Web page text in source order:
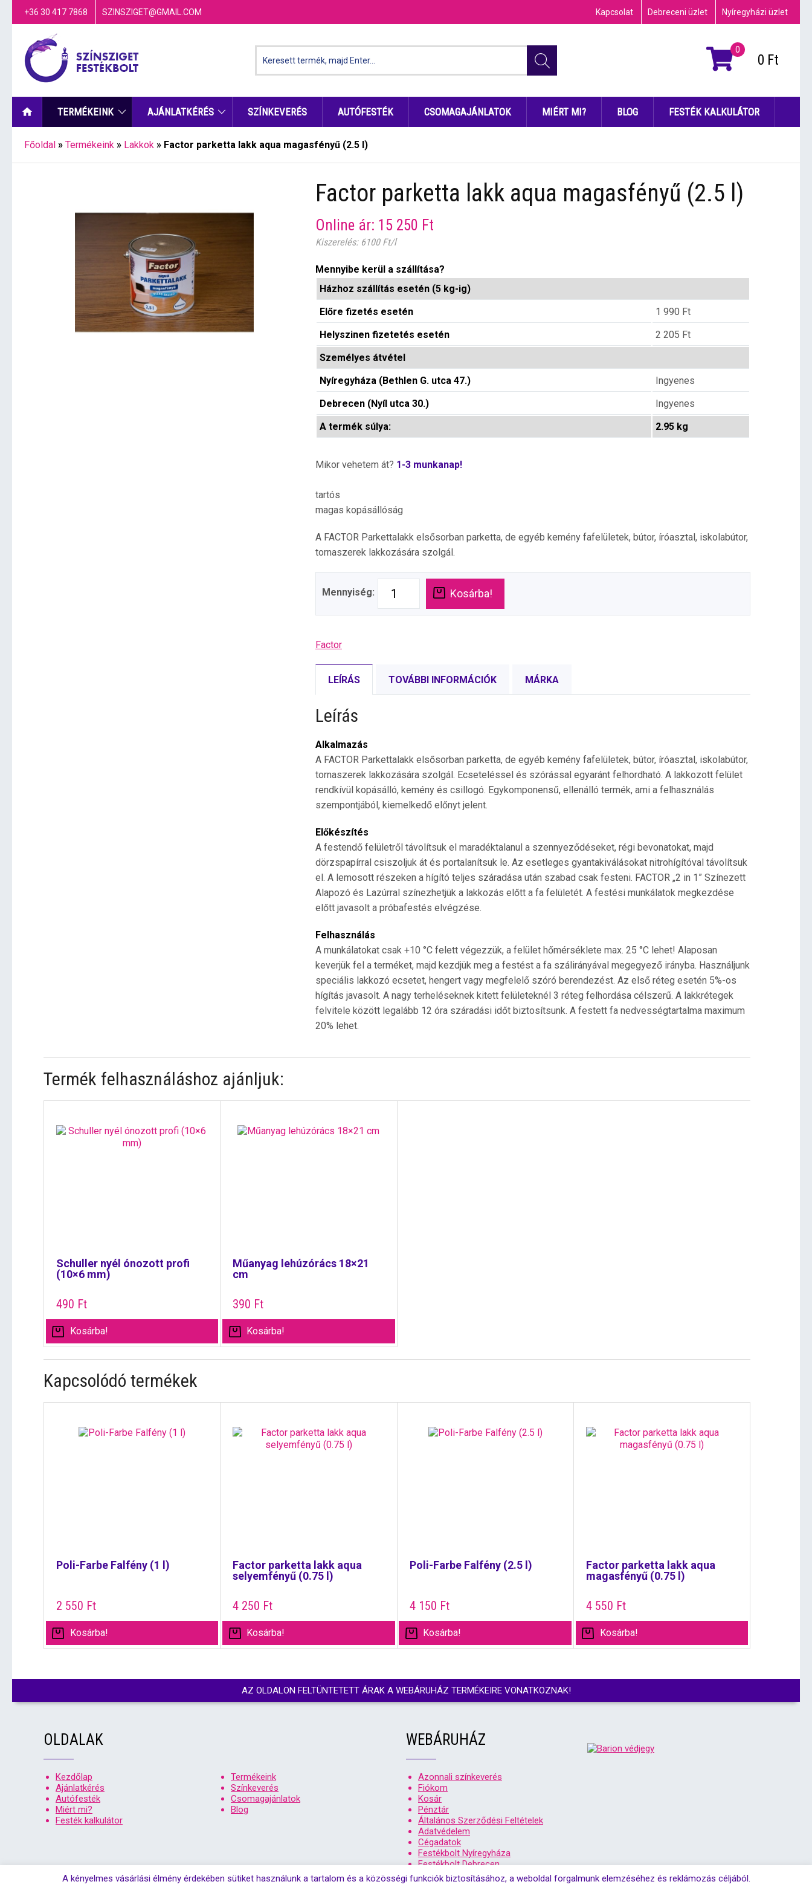
+36 30 417 7868 SZINSZIGET@GMAIL.COM Kapcsolat Debreceni üzlet Nyíregyházi üzlet
0
0 Ft
TERMÉKEINK AJÁNLATKÉRÉS SZÍNKEVERÉS AUTÓFESTÉK CSOMAGAJÁNLATOK MIÉRT MI? BLOG FESTÉK KALKULÁTOR
Főoldal » Termékeink » Lakkok » Factor parketta lakk aqua magasfényű (2.5 l)
Factor parketta lakk aqua magasfényű (2.5 l)
Online ár: 15 250 Ft
Kiszerelés: 6100 Ft/l
Mennyibe kerül a szállítása?
Házhoz szállítás esetén (5 kg-ig)
Előre fizetés esetén
1 990 Ft
Helyszinen fizetetés esetén
2 205 Ft
Személyes átvétel
Nyíregyháza (Bethlen G. utca 47.)
Ingyenes
Debrecen (Nyíl utca 30.)
Ingyenes
A termék súlya:
2.95 kg
Mikor vehetem át? 1-3 munkanap!
tartós
magas kopásállóság
A FACTOR Parkettalakk elsősorban parketta, de egyéb kemény fafelületek, bútor, íróasztal, iskolabútor,
tornaszerek lakkozására szolgál.
Mennyiség: Kosárba!
Factor
LEÍRÁS TOVÁBBI INFORMÁCIÓK MÁRKA
Leírás
Alkalmazás
A FACTOR Parkettalakk elsősorban parketta, de egyéb kemény fafelületek, bútor, íróasztal, iskolabútor,
tornaszerek lakkozására szolgál. Ecseteléssel és szórással egyaránt felhordható. A lakkozott felület
rendkívül kopásálló, kemény és csillogó. Egykomponensű, ellenálló termék, ami a felhasználás
szempontjából, kiemelkedő előnyt jelent.
Előkészítés
A festendő felületről távolítsuk el maradéktalanul a szennyeződéseket, régi bevonatokat, majd
dörzspapírral csiszoljuk át és portalanítsuk le. Az esetleges gyantakiválásokat nitrohígítóval távolítsuk
el. A lemosott részeken a hígító teljes száradása után szabad csak festeni. FACTOR „2 in 1” Színezett
Alapozó és Lazúrral színezhetjük a lakkozás előtt a fa felületét. A festési munkálatok megkezdése
előtt javasolt a próbafestés elvégzése.
Felhasználás
A munkálatokat csak +10 °C felett végezzük, a felület hőmérséklete max. 25 °C lehet! Alaposan
keverjük fel a terméket, majd kezdjük meg a festést a fa szálirányával megegyező irányba. Használjunk
speciális lakkozó ecsetet, hengert vagy megfelelő szóró berendezést. Az első réteg esetén 5%-os
hígítás javasolt. A nagy terheléseknek kitett felületeknél 3 réteg felhordása célszerű. A lakkrétegek
felvitele között legalább 12 óra száradási időt biztosítsunk. A festett fa nedvességtartalma maximum
20% lehet.
Termék felhasználáshoz ajánljuk:
Schuller nyél ónozott profi
(10×6 mm)
490 Ft
Kosárba!
Műanyag lehúzórács 18×21
cm
390 Ft
Kosárba!
Kapcsolódó termékek
Poli-Farbe Falfény (1 l)
2 550 Ft
Kosárba!
Factor parketta lakk aqua
selyemfényű (0.75 l)
4 250 Ft
Kosárba!
Poli-Farbe Falfény (2.5 l)
4 150 Ft
Kosárba!
Factor parketta lakk aqua
magasfényű (0.75 l)
4 550 Ft
Kosárba!
AZ OLDALON FELTÜNTETETT ÁRAK A WEBÁRUHÁZ TERMÉKEIRE VONATKOZNAK!
OLDALAK
Kezdőlap
Termékeink
Ajánlatkérés
Színkeverés
Autófesték
Csomagajánlatok
Miért mi?
Blog
Festék kalkulátor
WEBÁRUHÁZ
Azonnali színkeverés
Fiókom
Kosár
Pénztár
Általános Szerződési Feltételek
Adatvédelem
Cégadatok
Festékbolt Nyíregyháza
Festékbolt Debrecen
A kényelmes vásárlási élmény érdekében sütiket használunk a tartalom és a közösségi funkciók biztosításához, a weboldal forgalmunk elemzéséhez és reklámozás céljából.